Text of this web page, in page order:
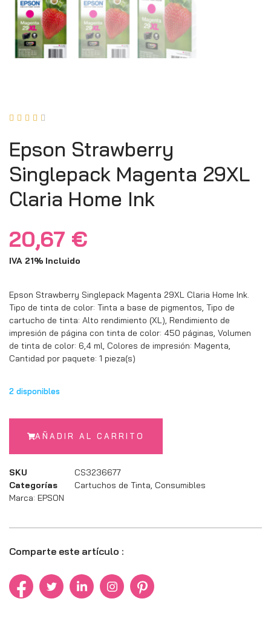
    
Epson Strawberry
Singlepack Magenta 29XL
Claria Home Ink
20,67 €
IVA 21% Incluido
Epson Strawberry Singlepack Magenta 29XL Claria Home Ink.
Tipo de tinta de color: Tinta a base de pigmentos, Tipo de
cartucho de tinta: Alto rendimiento (XL), Rendimiento de
impresión de página con tinta de color: 450 páginas, Volumen
de tinta de color: 6,4 ml, Colores de impresión: Magenta,
Cantidad por paquete: 1 pieza(s)
2 disponibles
AÑADIR AL CARRITO
SKU
CS3236677
Categorías
Cartuchos de Tinta Consumibles
Marca: EPSON
Comparte este artículo :